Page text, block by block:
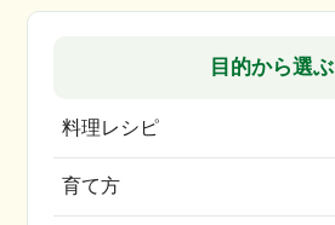
目的から選ぶ
料理レシピ
育て方